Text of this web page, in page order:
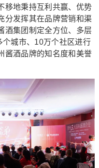
地秉持互利共赢、优势
分发挥其在品牌营销和渠
酒集团制定全方位、多层
城市、10万个社区进行
酱酒品牌的知名度和美誉